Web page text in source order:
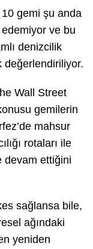
10 gemi şu anda
ve bu
denizcilik
değerlendiriliyor.
Wall Street
gemilerin
mahsur
rotaları ile
devam ettiğini
sağlansa bile,
ağındaki
yeniden